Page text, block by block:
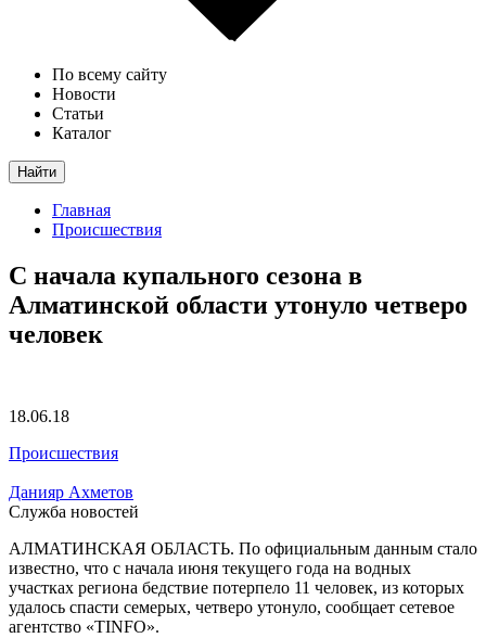
По всему сайту
Новости
Статьи
Каталог
Найти
Главная
Происшествия
С начала купального сезона в
Алматинской области утонуло четверо
человек
18.06.18
Происшествия
Данияр Ахметов
Служба новостей
АЛМАТИНСКАЯ ОБЛАСТЬ. По официальным данным стало
известно, что с начала июня текущего года на водных
участках региона бедствие потерпело 11 человек, из которых
удалось спасти семерых, четверо утонуло, сообщает сетевое
агентство «TINFO».